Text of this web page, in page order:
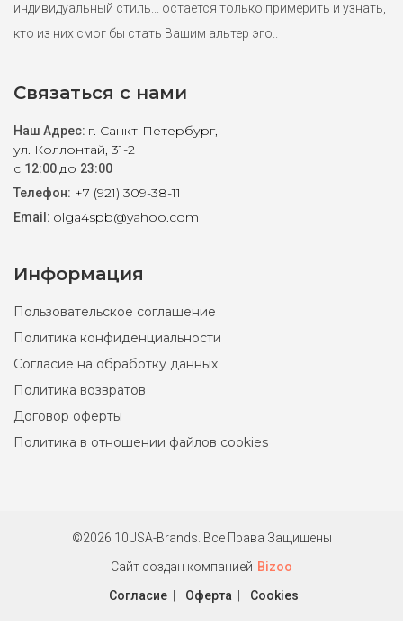
индивидуальный стиль... остается только примерить и узнать,
кто из них смог бы стать Вашим альтер эго..
Связаться с нами
Наш Адрес: г. Санкт-Петербург,
ул. Коллонтай, 31-2
с 12:00до 23:00
Телефон: +7 (921) 309-38-11
Email: olga4spb@yahoo.com
Информация
Пользовательское соглашение
Политика конфиденциальности
Согласие на обработку данных
Политика возвратов
Договор оферты
Политика в отношении файлов cookies
©2026 10USA-Brands. Все Права Защищены
Сайт создан компанией Bizoo
Согласие
Оферта Cookies